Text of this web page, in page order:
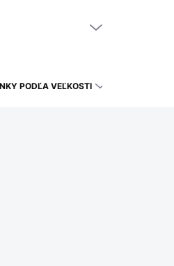
NÁKUPNÝ KOŠÍK
PODĽA VEĽKOSTI